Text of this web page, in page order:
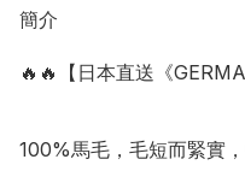
簡介
🔥🔥【日本直送《
100%馬毛，毛短而緊實